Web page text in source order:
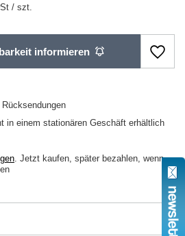
/ szt.
informieren
in einem stationären Geschäft erhältlich
. Jetzt kaufen, später bezahlen, wenn